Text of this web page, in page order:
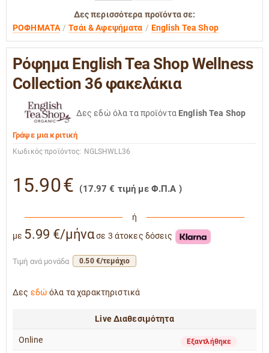
Δες περισσότερα προϊόντα σε:
ΡΟΦΗΜΑΤΑ
Τσάι & Αφεψήματα English Tea Shop
Ρόφημα English Tea Shop Wellness
Collection 36 φακελάκια
Δες εδώ όλα τα προϊόντα English Tea Shop
Γράψε μια κριτική
Κωδικός προϊόντος: NGLSHWLL36
15.90€ (17.97 € τιμή με Φ.Π.Α )
ή
με 5.99 €/μήνασε 3 άτοκες δόσεις
Τιμή ανά μονάδα 0.50 €/τεμάχιο
Δες εδώ όλα τα χαρακτηριστικά
Live Διαθεσιμότητα
Online Εξαντλήθηκε